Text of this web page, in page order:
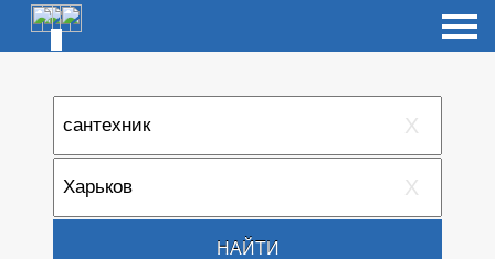
X
X
НАЙТИ